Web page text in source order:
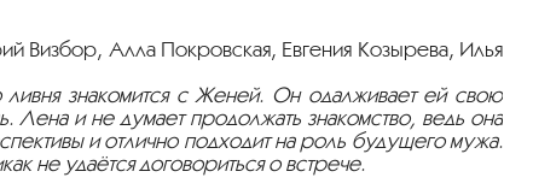
персональной защиты (маска, перчатки), держать
антисептик и мыть руки.
Визбор, Алла Покровская, Евгения Козырева, Илья
знакомится с Женей. Он одалживает ей свою
Лена и не думает продолжать знакомство, ведь она
и отлично подходит на роль будущего мужа.
не удаётся договориться о встрече.